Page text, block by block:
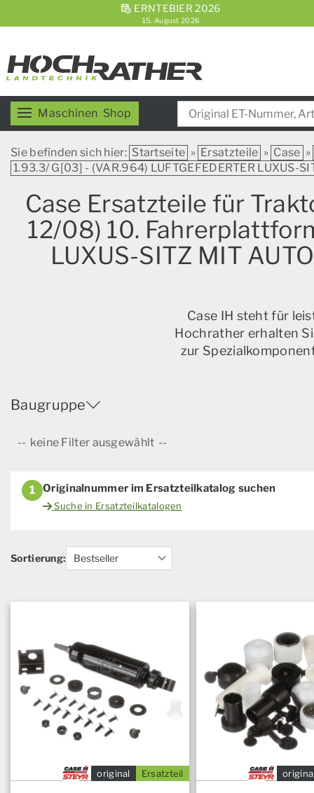
ERNTEBIER 2026
15. August 2026
Maschinen Shop
Sie befinden sich hier: Startseite » Ersatzteile » Case »
1.93.3/ G[03] - (VAR.964) LUFTGEFEDERTER LUXUS-
Case Ersatzteile für
12/08) 10.
LUXUS-SITZ MIT
Case IH steht für
Hochrather erhalten
zur
Baugruppe
keine Filter ausgewählt
1 Originalnummer im Ersatzteilkatalog suchen
Suche in Ersatzteilkatalogen
Sortierung:
Ersatzteil
original original